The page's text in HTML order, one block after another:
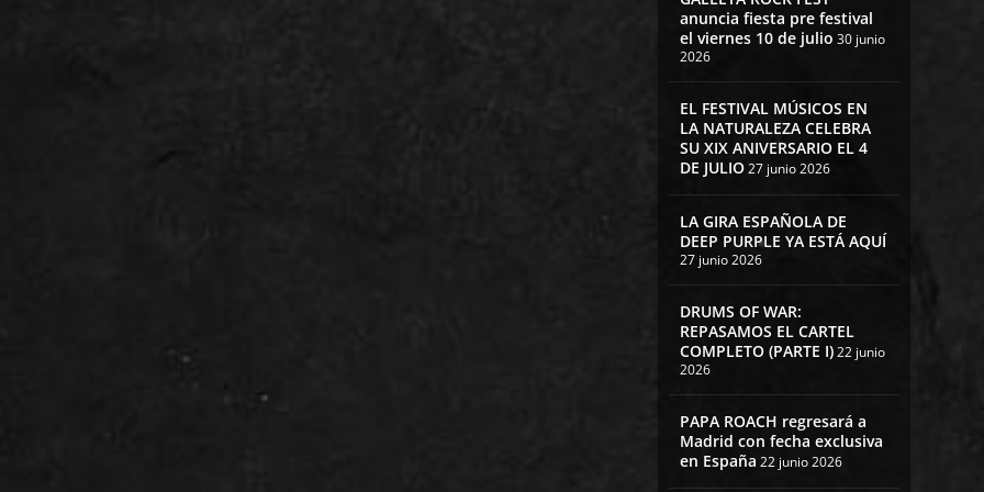
anuncia fiesta pre festival
el viernes 10 de julio 30 junio
2026
EL FESTIVAL MÚSICOS EN
LA NATURALEZA CELEBRA
SU XIX ANIVERSARIO EL 4
DE JULIO27 junio 2026
LA GIRA ESPAÑOLA DE
DEEP PURPLE YA ESTÁ AQUÍ
27 junio 2026
DRUMS OF WAR:
REPASAMOS EL CARTEL
COMPLETO (PARTE I)22 junio
2026
PAPA ROACH regresará a
Madrid con fecha exclusiva
en España 22 junio 2026